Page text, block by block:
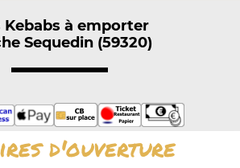
Kebabs à emporter
Sequedin (59320)
d'ouverture